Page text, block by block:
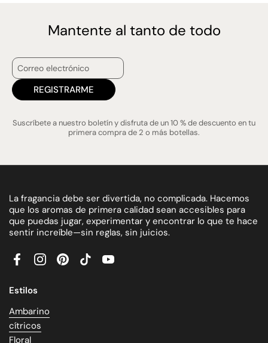
Mantente al tanto de todo
REGISTRARME
Suscríbete a nuestro boletín y disfruta de un 10 % de descuento en tu
primera compra de 2 o más botellas.
La fragancia debe ser divertida, no complicada. Hacemos
que los aromas de primera calidad sean accesibles para
que puedas jugar, experimentar y encontrar lo que te hace
sentir increíble—sin reglas, sin juicios.
FacebookInstagram
PinterestTikTokYouTube
Estilos
Ambarino
cítricos
Floral